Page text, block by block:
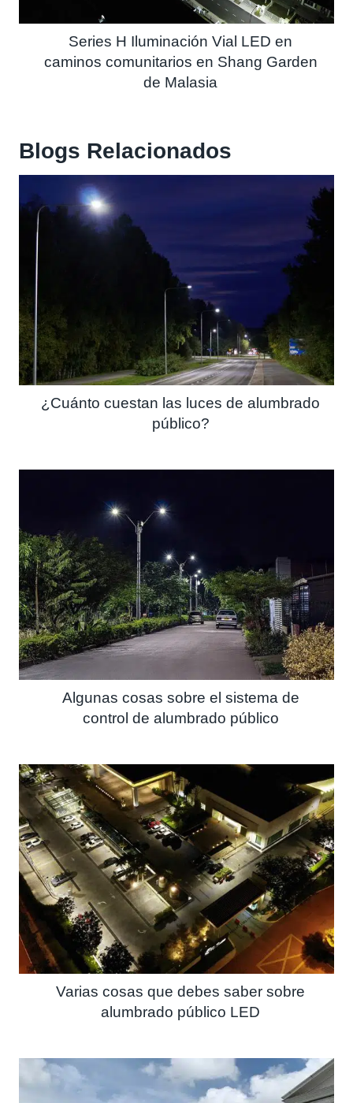
Series H Iluminación Vial LED en
caminos comunitarios en Shang Garden
de Malasia
Blogs Relacionados
¿Cuánto cuestan las luces de alumbrado
público?
Algunas cosas sobre el sistema de
control de alumbrado público
Varias cosas que debes saber sobre
alumbrado público LED